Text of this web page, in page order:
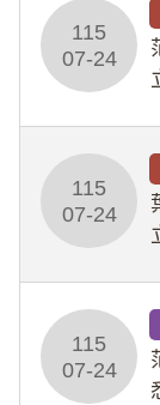
115
07-24
115
07-24
115
07-24